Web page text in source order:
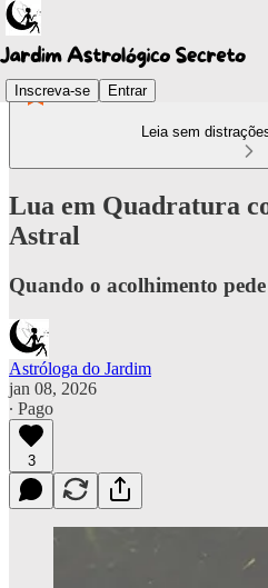
Inscreva-se Entrar
Leia sem
Lua em Quadratura
Astral
Quando o acolhimento
Astróloga do Jardim
jan 08, 2026
∙ Pago
3